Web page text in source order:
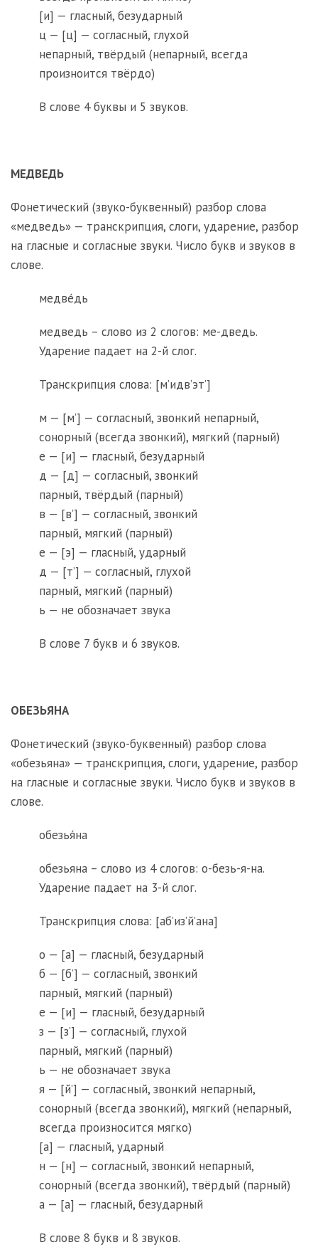
[и] — гласный, безударный
ц — [ц] — согласный, глухой
непарный, твёрдый (непарный, всегда
произноится твёрдо)
В слове 4 буквы и 5 звуков.
МЕДВЕДЬ
Фонетический (звуко-буквенный) разбор слова
«медведь» — транскрипция, слоги, ударение, разбор
на гласные и согласные звуки. Число букв и звуков в
слове.
медве́дь
медведь – слово из 2 слогов: ме-дведь.
Ударение падает на 2-й слог.
Транскрипция слова: [м’идв’эт’]
м — [м’] — согласный, звонкий непарный,
сонорный (всегда звонкий), мягкий (парный)
е — [и] — гласный, безударный
д — [д] — согласный, звонкий
парный, твёрдый (парный)
в — [в’] — согласный, звонкий
парный, мягкий (парный)
е — [э] — гласный, ударный
д — [т’] — согласный, глухой
парный, мягкий (парный)
ь — не обозначает звука
В слове 7 букв и 6 звуков.
ОБЕЗЬЯНА
Фонетический (звуко-буквенный) разбор слова
«обезьяна» — транскрипция, слоги, ударение, разбор
на гласные и согласные звуки. Число букв и звуков в
слове.
обезья́на
обезьяна – слово из 4 слогов: о-безь-я-на.
Ударение падает на 3-й слог.
Транскрипция слова: [аб’из’й’ана]
о — [а] — гласный, безударный
б — [б’] — согласный, звонкий
парный, мягкий (парный)
е — [и] — гласный, безударный
з — [з’] — согласный, глухой
парный, мягкий (парный)
ь — не обозначает звука
я — [й’] — согласный, звонкий непарный,
сонорный (всегда звонкий), мягкий (непарный,
всегда произносится мягко)
[а] — гласный, ударный
н — [н] — согласный, звонкий непарный,
сонорный (всегда звонкий), твёрдый (парный)
а — [а] — гласный, безударный
В слове 8 букв и 8 звуков.